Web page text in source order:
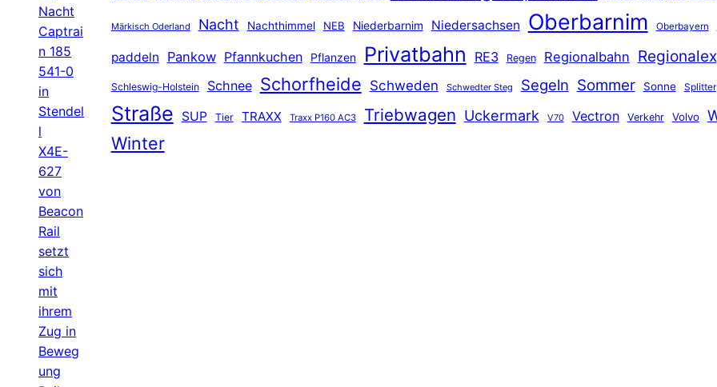
Nacht
Captrai
n 185
541-0
in
Stendel
l
X4E-
627
von
Beacon
Rail
setzt
sich
mit
ihrem
Zug in
Beweg
ung
Märkisch Oderland Nacht Nachthimmel NEB Niederbarnim Niedersachsen Oberbarnim Oberbayern
paddeln Pankow Pfannkuchen Pflanzen Privatbahn RE3 Regen Regionalbahn
Schleswig-Holstein Schnee Schorfheide Schweden Schwedter Steg Segeln Sommer Sonne Splitter
Straße SUP Tier TRAXX Traxx P160 AC3 Triebwagen Uckermark V70 Vectron Verkehr Volvo
Winter